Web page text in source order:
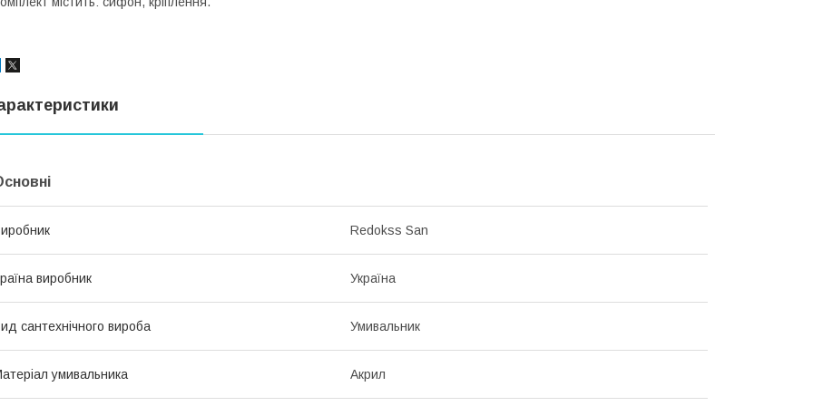
Redokss San
виробник Україна
сантехнічного вироба Умивальник
умивальника Акрил